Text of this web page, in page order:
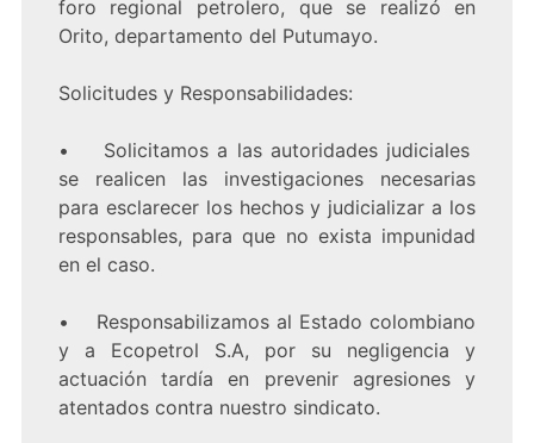
foro regional petrolero, que se realizó en
Orito, departamento del Putumayo.
Solicitudes y Responsabilidades:
• Solicitamos a las autoridades judiciales
se realicen las investigaciones necesarias
para esclarecer los hechos y judicializar a los
responsables, para que no exista impunidad
en el caso.
• Responsabilizamos al Estado colombiano
y a Ecopetrol S.A, por su negligencia y
actuación tardía en prevenir agresiones y
atentados contra nuestro sindicato.